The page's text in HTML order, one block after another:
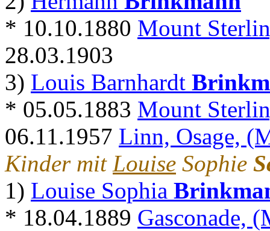
* 10.10.1880 Mount
28.03.1903
3) Louis Barnhardt
* 05.05.1883 Mount
06.11.1957 Linn, Osage,
Kinder mit Louise Sophie
1) Louise Sophia
* 18.04.1889 Gasconade,